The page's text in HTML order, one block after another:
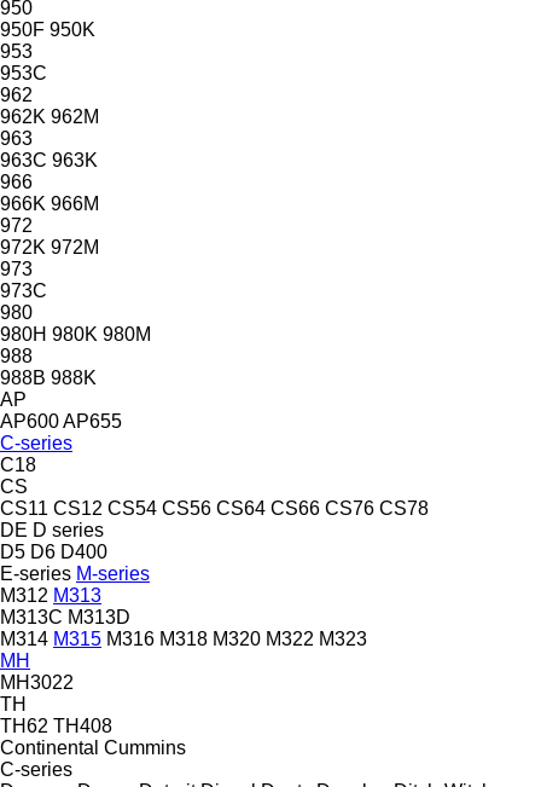
950
950F 950K
953
953C
962
962K 962M
963
963C 963K
966
966K 966M
972
972K 972M
973
973C
980
980H 980K 980M
988
988B 988K
AP
AP600AP655
C-series
C18
CS
CS11 CS12 CS54 CS56 CS64 CS66 CS76 CS78
DE D series
D5 D6 D400
E-series M-series
M312 M313
M313C M313D
M314 M315 M316 M318 M320 M322 M323
MH
MH3022
TH
TH62 TH408
Continental Cummins
C-series